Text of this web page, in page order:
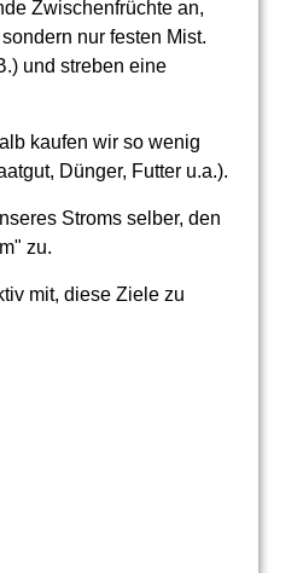
Zwischenfrüchte an,
nur festen Mist.
und streben eine
kaufen wir so wenig
Dünger, Futter u.a.).
Stroms selber, den
zu.
mit, diese Ziele zu